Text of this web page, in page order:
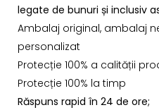
legate de bunuri și inclusiv
Ambalaj original, ambalaj
personalizat
Protecție 100% a calității
Protecție 100% la timp
Răspuns rapid în 24 de ore;